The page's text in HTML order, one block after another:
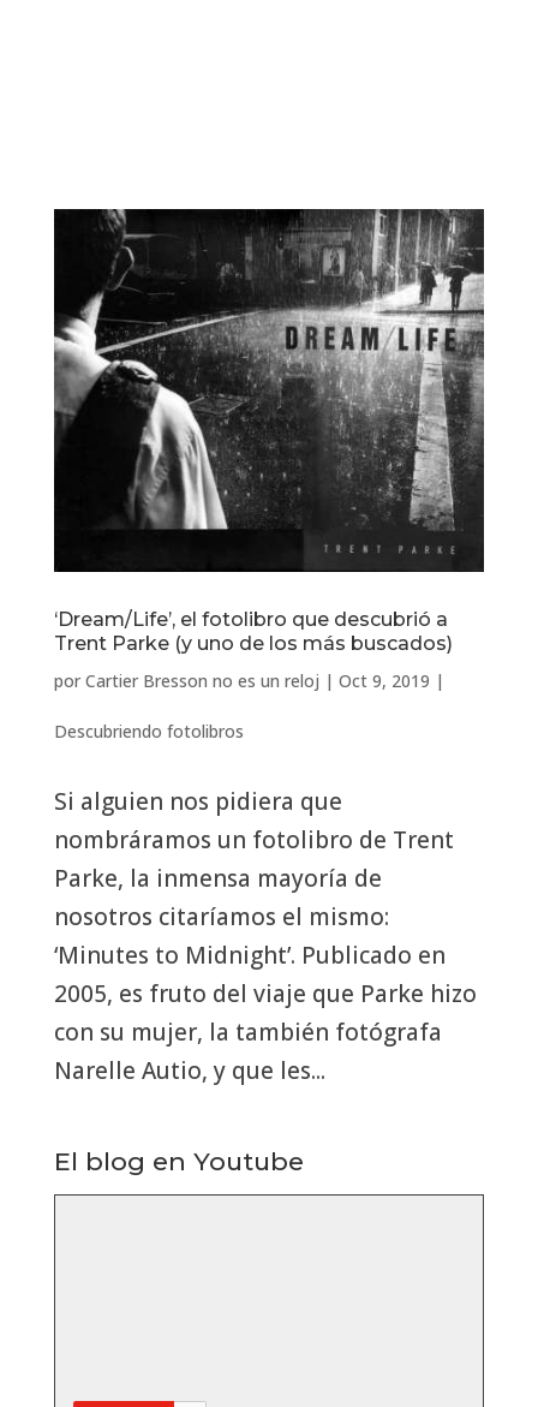
‘Dream/Life’, el fotolibro que descubrió a
Trent Parke (y uno de los más buscados)
por Cartier Bresson no es un reloj | Oct 9, 2019 |
Descubriendo fotolibros
Si alguien nos pidiera que
nombráramos un fotolibro de Trent
Parke, la inmensa mayoría de
nosotros citaríamos el mismo:
‘Minutes to Midnight’. Publicado en
2005, es fruto del viaje que Parke hizo
con su mujer, la también fotógrafa
Narelle Autio, y que les...
El blog en Youtube